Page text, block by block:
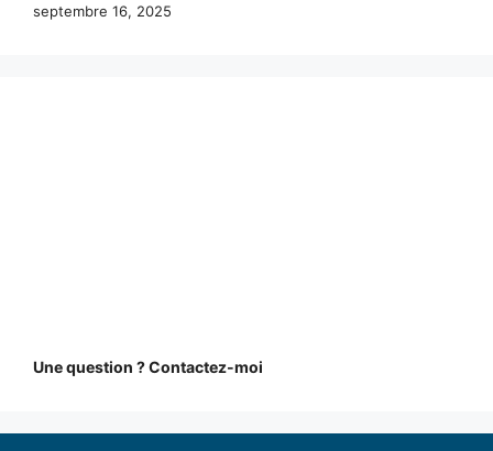
septembre 16, 2025
Une question ? Contactez-moi